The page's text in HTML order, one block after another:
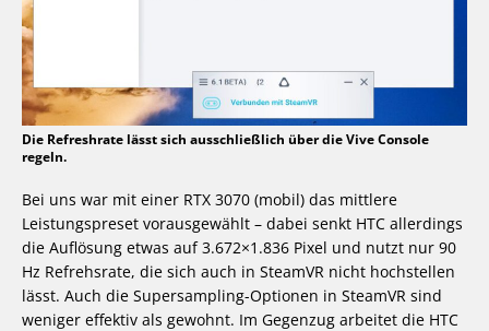
Die Refreshrate lässt sich ausschließlich über die Vive Console
regeln.
Bei uns war mit einer RTX 3070 (mobil) das mittlere
Leistungspreset vorausgewählt – dabei senkt HTC allerdings
die Auflösung etwas auf 3.672×1.836 Pixel und nutzt nur 90
Hz Refrehsrate, die sich auch in SteamVR nicht hochstellen
lässt. Auch die Supersampling-Optionen in SteamVR sind
weniger effektiv als gewohnt. Im Gegenzug arbeitet die HTC